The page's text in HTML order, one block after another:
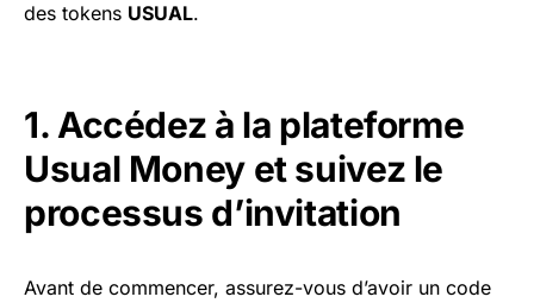
des tokens USUAL.
1. Accédez à la plateforme
Usual Money et suivez le
processus d’invitation
Avant de commencer, assurez-vous d’avoir un code